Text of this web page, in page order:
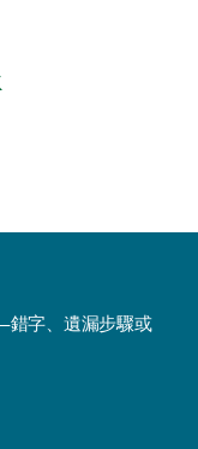
錯字、遺漏步驟或